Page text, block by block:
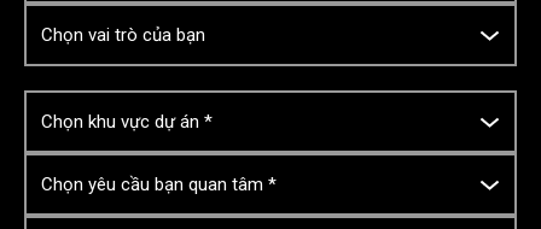
Chọn vai trò của bạn
Chọn khu vực dự án *
Chọn yêu cầu bạn quan tâm *